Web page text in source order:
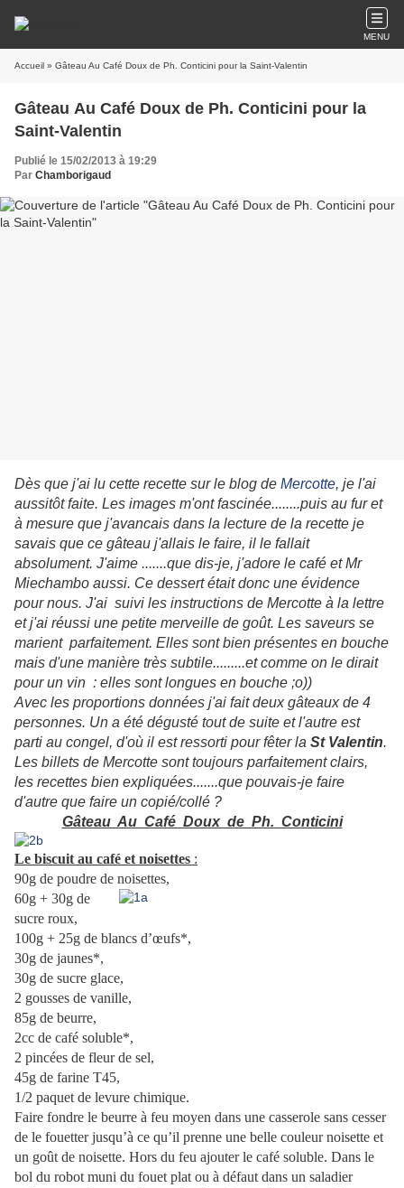
MENU
Accueil » Gâteau Au Café Doux de Ph. Conticini pour la Saint-Valentin
Gâteau Au Café Doux de Ph. Conticini pour la
Saint-Valentin
Publié le 15/02/2013 à 19:29
Par Chamborigaud
Dès que j'ai lu cette recette sur le blog de Mercotte, je l'ai
aussitôt faite. Les images m'ont fascinée........puis au fur et
à mesure que j'avancais dans la lecture de la recette je
savais que ce gâteau j'allais le faire, il le fallait
absolument. J'aime .......que dis-je, j'adore le café et Mr
Miechambo aussi. Ce dessert était donc une évidence
pour nous. J'ai suivi les instructions de Mercotte à la lettre
et j'ai réussi une petite merveille de goût. Les saveurs se
marient parfaitement. Elles sont bien présentes en bouche
mais d'une manière très subtile.........et comme on le dirait
pour un vin : elles sont longues en bouche ;o))
Avec les proportions données j'ai fait deux gâteaux de 4
personnes. Un a été dégusté tout de suite et l'autre est
parti au congel, d'où il est ressorti pour fêter la St Valentin.
Les billets de Mercotte sont toujours parfaitement clairs,
les recettes bien expliquées.......que pouvais-je faire
d'autre que faire un copié/collé ?
Gâteau Au Café Doux de Ph. Conticini
Le biscuit au café et noisettes :
90g de poudre de noisettes,
60g + 30g de
sucre roux,
100g + 25g de blancs d’œufs*,
30g de jaunes*,
30g de sucre glace,
2 gousses de vanille,
85g de beurre,
2cc de café soluble*,
2 pincées de fleur de sel,
45g de farine T45,
1/2 paquet de levure chimique.
Faire fondre le beurre à feu moyen dans une casserole sans cesser
de le fouetter jusqu’à ce qu’il prenne une belle couleur noisette et
un goût de noisette. Hors du feu ajouter le café soluble. Dans le
bol du robot muni du fouet plat ou à défaut dans un saladier